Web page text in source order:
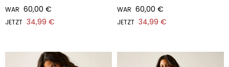
WAR 60,00 €
JETZT 34,99 €
WAR 60,00 €
JETZT 34,99 €